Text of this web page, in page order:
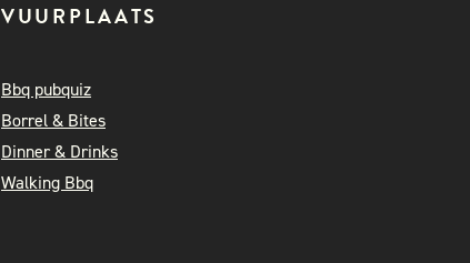
VUURPLAATS
Bbq pubquiz
Borrel & Bites
Dinner & Drinks
Walking Bbq